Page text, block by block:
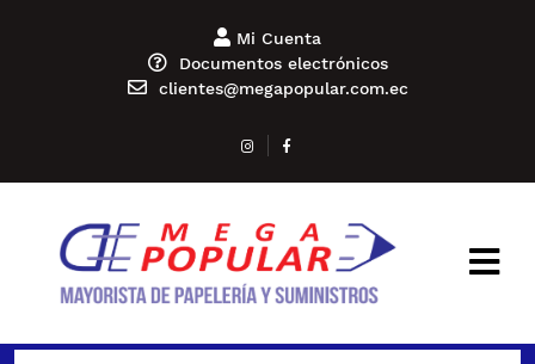
Mi Cuenta
Documentos electrónicos
clientes@megapopular.com.ec